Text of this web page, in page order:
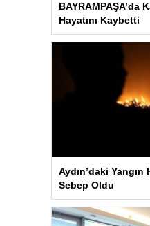
BAYRAMPAŞA’da
Hayatını Kaybetti
Aydın’daki
Sebep Oldu